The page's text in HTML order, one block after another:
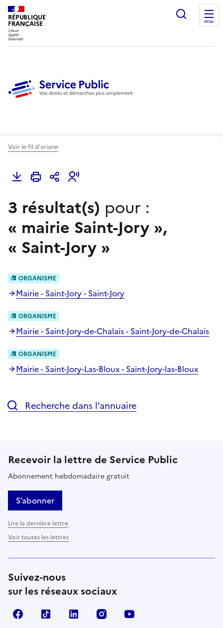
RÉPUBLIQUE
FRANÇAISE
Ouvrir
MENU
Voir le fil d'ariane
3 résultat(s) pour :
« mairie Saint-Jory »,
« Saint-Jory »
ORGANISME
Mairie - Saint-Jory - Saint-Jory
ORGANISME
Mairie - Saint-Jory-de-Chalais - Saint-Jory-de-Chalais
ORGANISME
Mairie - Saint-Jory-Las-Bloux - Saint-Jory-las-Bloux
Recherche dans l’annuaire
Recevoir la lettre de Service Public
Abonnement hebdomadaire gratuit
S’abonner
Lire la dernière lettre
Voir toutes les lettres
Suivez-nous
sur les réseaux sociaux
FacebookTikTok LinkedIn Instagram